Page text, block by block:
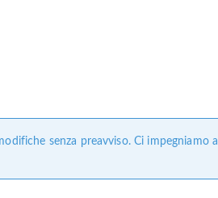
senza preavviso. Ci impegniamo a